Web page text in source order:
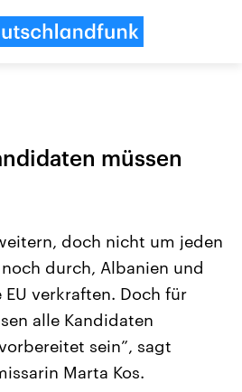
6.
USA
Aktuelle Beiträge,
Hintergründe
Wirtschaftlich und
gehören die Vereinigten
müssen
doch nicht um jeden
durch, Albanien und
verkraften. Doch für
alle Kandidaten
sein”, sagt
Marta Kos.